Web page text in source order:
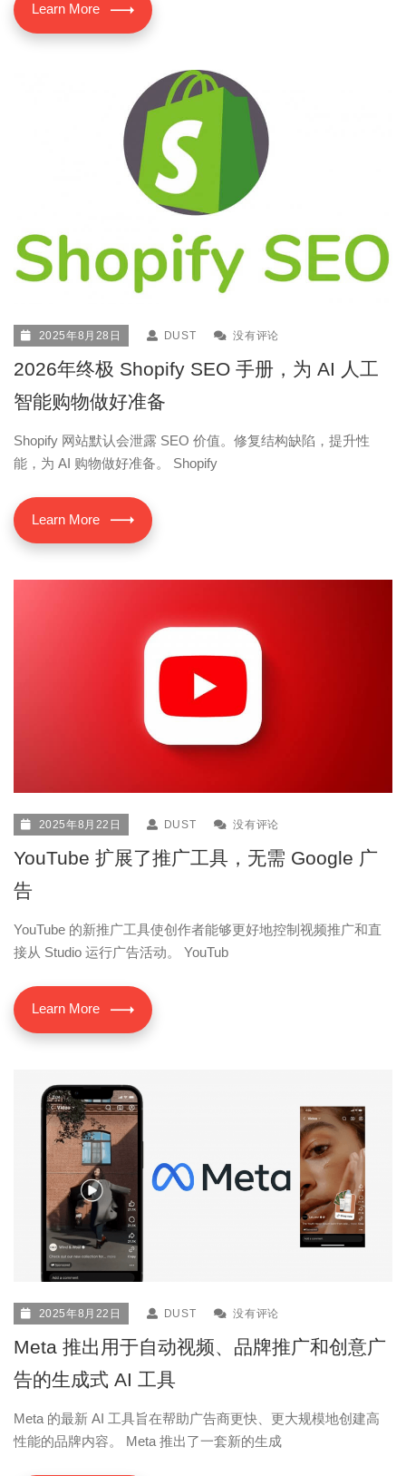
Learn More
2025年8月28日 DUST 没有评论
2026年终极 Shopify SEO 手册，为 AI 人工
智能购物做好准备
Shopify 网站默认会泄露 SEO 价值。修复结构缺陷，提升性
能，为 AI 购物做好准备。 Shopify
Learn More
2025年8月22日 DUST 没有评论
YouTube 扩展了推广工具，无需 Google 广
告
YouTube 的新推广工具使创作者能够更好地控制视频推广和直
接从 Studio 运行广告活动。 YouTub
Learn More
2025年8月22日 DUST 没有评论
Meta 推出用于自动视频、品牌推广和创意广
告的生成式 AI 工具
Meta 的最新 AI 工具旨在帮助广告商更快、更大规模地创建高
性能的品牌内容。 Meta 推出了一套新的生成